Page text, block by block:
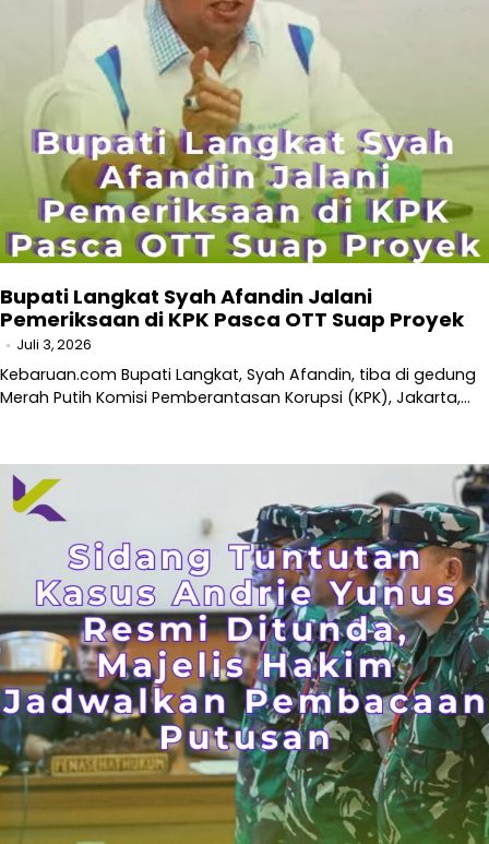
Bupati Langkat Syah Afandin Jalani
Pemeriksaan di KPK Pasca OTT Suap Proyek
Juli 3, 2026
Kebaruan.com Bupati Langkat, Syah Afandin, tiba di gedung
Merah Putih Komisi Pemberantasan Korupsi (KPK), Jakarta,…